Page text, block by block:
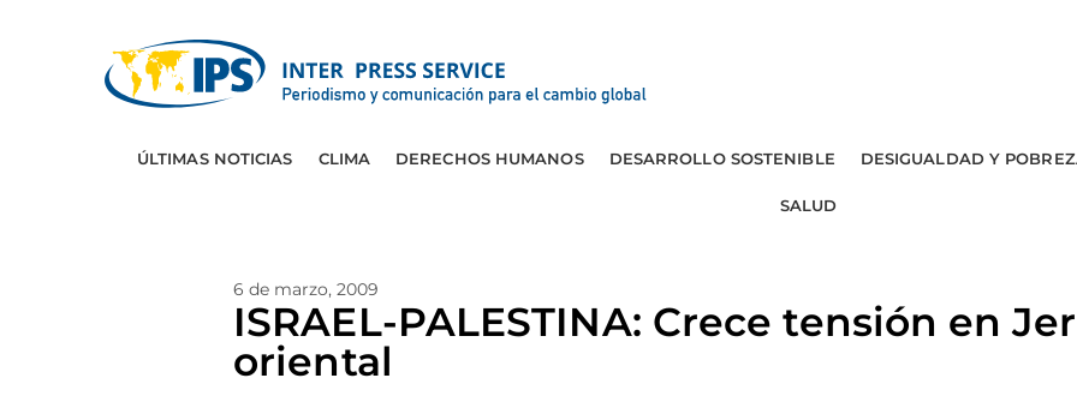
ÚLTIMAS NOTICIAS CLIMA DERECHOS HUMANOS DESARROLLO SOSTENIBLE DESIGUALDAD Y
SALUD
6 de marzo, 2009
ISRAEL-PALESTINA: Crece tensión en
oriental